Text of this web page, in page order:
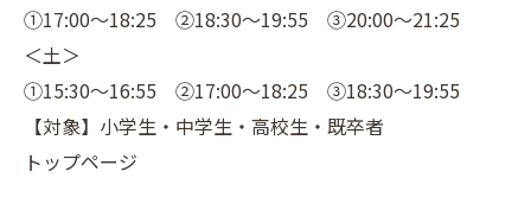
①17:00～18:25 ②18:30～19:55 ③20:00～21:25
＜土＞
①15:30～16:55 ②17:00～18:25 ③18:30～19:55
【対象】小学生・中学生・高校生・既卒者
トップページ